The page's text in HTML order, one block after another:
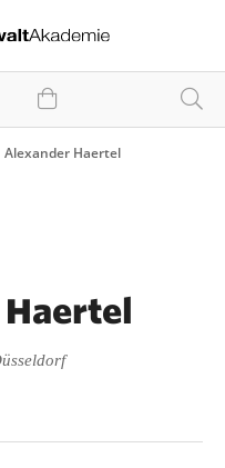
Alexander Haertel